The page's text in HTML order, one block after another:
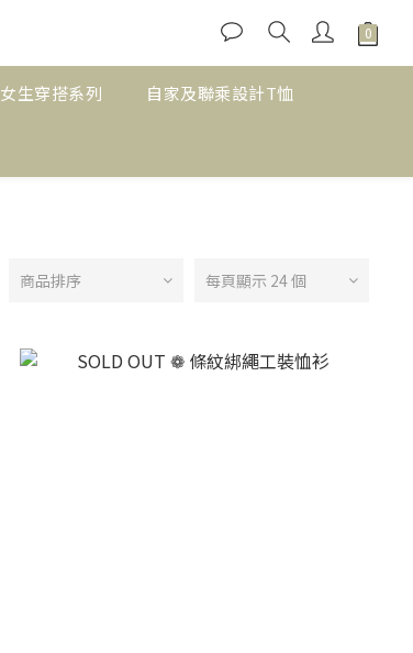
女生穿搭系列 自家及聯乘設計T恤
商品排序 每頁顯示 24 個